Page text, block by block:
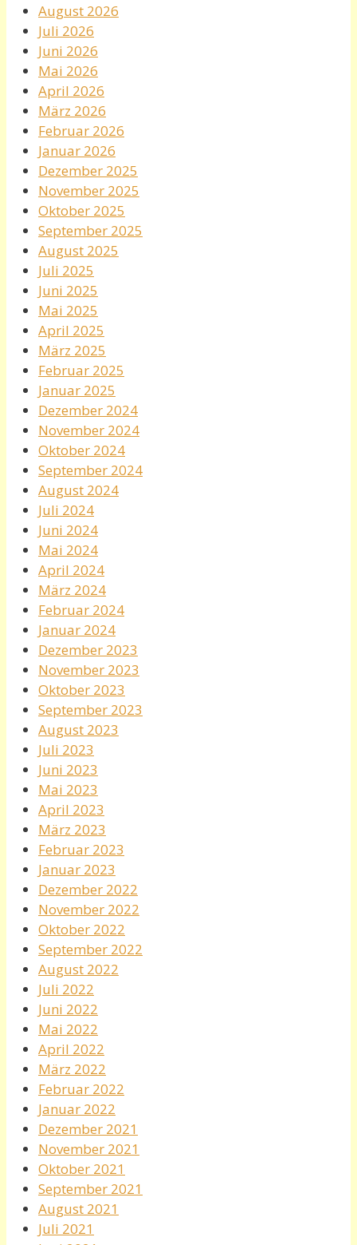
August 2026
Juli 2026
Juni 2026
Mai 2026
April 2026
März 2026
Februar 2026
Januar 2026
Dezember 2025
November 2025
Oktober 2025
September 2025
August 2025
Juli 2025
Juni 2025
Mai 2025
April 2025
März 2025
Februar 2025
Januar 2025
Dezember 2024
November 2024
Oktober 2024
September 2024
August 2024
Juli 2024
Juni 2024
Mai 2024
April 2024
März 2024
Februar 2024
Januar 2024
Dezember 2023
November 2023
Oktober 2023
September 2023
August 2023
Juli 2023
Juni 2023
Mai 2023
April 2023
März 2023
Februar 2023
Januar 2023
Dezember 2022
November 2022
Oktober 2022
September 2022
August 2022
Juli 2022
Juni 2022
Mai 2022
April 2022
März 2022
Februar 2022
Januar 2022
Dezember 2021
November 2021
Oktober 2021
September 2021
August 2021
Juli 2021